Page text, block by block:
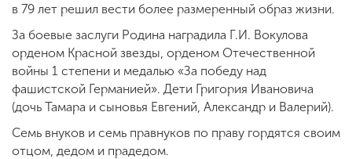
в 79 лет решил вести более размеренный образ жизни.
За боевые заслуги Родина наградила Г.И. Вокулова
орденом Красной звезды, орденом Отечественной
войны 1 степени и медалью «За победу над
фашистской Германией». Дети Григория Ивановича
(дочь Тамара и сыновья Евгений, Александр и Валерий).
Семь внуков и семь правнуков по праву гордятся своим
отцом, дедом и прадедом.